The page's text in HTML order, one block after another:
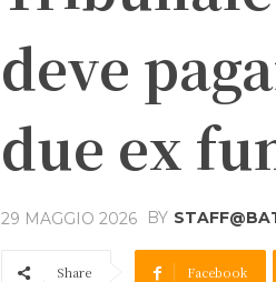
deve
due ex
29 MAGGIO 2026 BY
Share Facebook